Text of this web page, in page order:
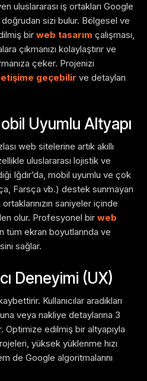
uluslararası iş ortakları Google
doğrudan sizi bulur. Bölgesel ve
bir web tasarım çalışması,
çıkmanızı kolaylaştırır ve
çeker. Projenizi
geçebilir ve detayları
Uyumlu Altyapı
web sitelerine artık akıllı
uluslararası lojistik ve
Iğdır’da, mobil uyumlu ve çok
Farsça vb.) destek sunmayan
saniyeler içinde
olur. Profesyonel bir web
tüm ekran boyutlarında ve
sağlar.
Deneyimi (UX)
Kullanıcılar aradıkları
veya nakliye detaylarına 3
Optimize edilmiş bir altyapıyla
yüksek yüklenme hızı
de Google algoritmalarını